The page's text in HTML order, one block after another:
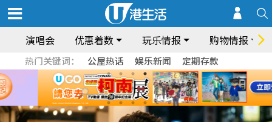
演唱会 优惠着数 玩乐情报 购物情报
热门关键词： 公屋热话 娱乐新闻 定期存款